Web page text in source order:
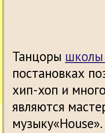
Танцоры школы
постановках
хип-хоп и
являются
музыку«House».